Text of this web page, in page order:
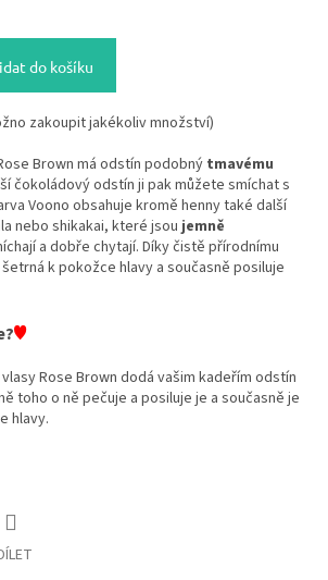
do košíku
zakoupit jakékoliv množství)
Brown má odstín podobný tmavému
čokoládový odstín ji pak můžete smíchat s
Voono obsahuje kromě henny také další
nebo shikakai, které jsoujemně
a dobře chytají. Díky čistě přírodnímu
k pokožce hlavy a současně posiluje
♥
Rose Brown dodá vašim kadeřím odstín
toho o ně pečuje a posiluje je a současně je
hlavy.